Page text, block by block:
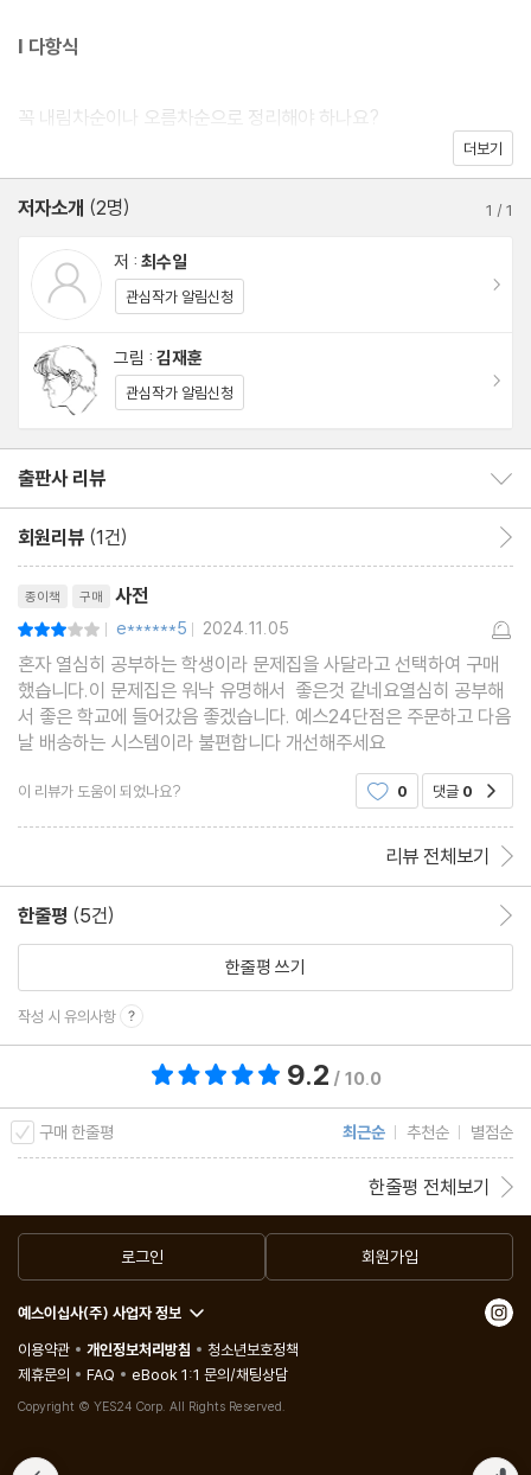
념의 연결성을 확보하는 것이 개념 학습에서 중요하다고 말한다. 수
배울 때 그 이전 개념을 습득하고 있다면 거기서부터 시작하는 것이
가장 빠르고 정확한 길이다. 새로운 개념이 나오면 그 이전의 관련
개념을 최대한 활용하고, 새롭게 바뀐 부분만 정리하는 식으로 개념
을 계속 연결해나가면 수학이 재미있고 쉬워진다.
Ⅰ 다항식
꼭 내림차순이나 오름차순으로 정리해야 하나요?
수의 곱셈은 세로로 하는데 문자식의 곱셈은 왜 가로로 하나요?
왜 ｘ가 사라지나요?
나눗셈을 하지 않고 어떻게 나머지를 구하나요?
인수분해는 공식만 외우면 되지 않나요?
Ⅱ 방정식과 부등식
5ｉ- 3ｉ를 계산하면 2만 남는 것 아닌가요?
ａ〈0일 때 (√ａ)²=-ａ가 맞나요?
근을 구하지 않고 실근인지 허근인지 어떻게 아나요?
모든 이차식을 인수분해할 수 있나요?
D〉0이면 그래프가 ｘ축 위에 있는 것 아닌가요?
판별식으로 이차함수의 그래프와 직선이 만나는지 어떻게 알 수 있
어요?
물로켓이 올라간 최고 높이를 구할 수 있나요?
삼차방정식 ｘ³ + ｘ² - 2ｘ= 2의 근을 어떻게 구하나요?
인수정리를 이용할 때 대입할 수를 어떻게 찾나요?
연립부등식은 왜 공통부분을 구하나요?
이차방정식과 이차부등식의 공통점이 뭔가요?
연립이차부등식에는 이차부등식이 몇 개 있나요?
동시에 일어나지 않는데 왜 곱하나요?
1!이 1인데, 어떻게 0!도 1인가요?
순열 속에 이미 조합이 들어 있다고요?
Ⅵ 행렬
직사각형 배열만 행렬이라고요?
행렬의 곱셈은 꼴이 달라도 된다고요? 어떻게요?
더보기
저자소개 (2명) 1 /1
저 : 최수일
관심작가 알림신청
그림 : 김재훈
관심작가 알림신청
출판사 리뷰
회원리뷰 (1건)
종이책 구매 사전
| e******5 | 2024.11.05
혼자 열심히 공부하는 학생이라 문제집을 사달라고 선택하여 구매
했습니다.이 문제집은 워낙 유명해서 좋은것 같네요열심히 공부해
서 좋은 학교에 들어갔음 좋겠습니다. 예스24단점은 주문하고 다음
날 배송하는 시스템이라 불편합니다 개선해주세요
이 리뷰가 도움이 되었나요? 0 댓글 0
리뷰 전체보기
한줄평 (5건)
한줄평 쓰기
작성 시 유의사항
9.2 / 10.0
구매 한줄평 최근순 추천순 별점순
한줄평 전체보기
로그인 회원가입
예스이십사(주) 사업자 정보
이용약관
개인정보처리방침
청소년보호정책
제휴문의
FAQ eBook 1:1 문의/채팅상담
Copyright © YES24 Corp. All Rights Reserved.